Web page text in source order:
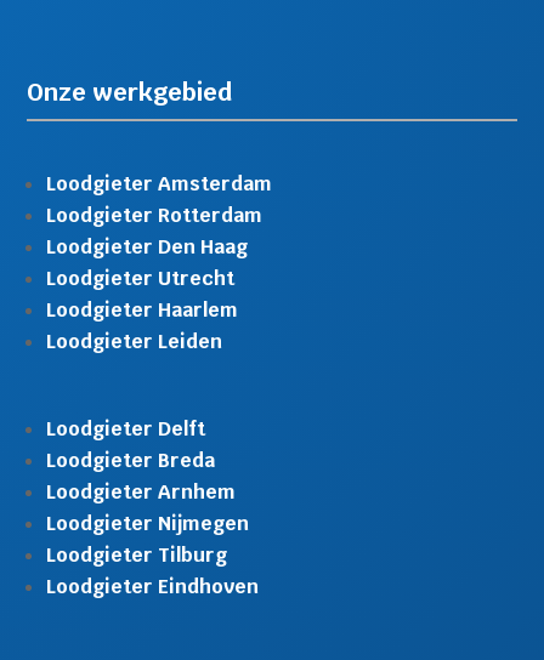
Onze werkgebied
Loodgieter Amsterdam
Loodgieter Rotterdam
Loodgieter Den Haag
Loodgieter Utrecht
Loodgieter Haarlem
Loodgieter Leiden
Loodgieter Delft
Loodgieter Breda
Loodgieter Arnhem
Loodgieter Nijmegen
Loodgieter Tilburg
Loodgieter Eindhoven